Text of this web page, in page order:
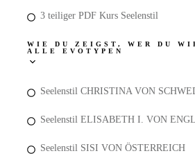
3 teiliger PDF Kurs Seelenstil
WIE DU ZEIGST, WER DU
ALLE EVOTYPEN
Seelenstil CHRISTINA VON
Seelenstil ELISABETH I. VON
Seelenstil SISI VON ÖSTERREICH